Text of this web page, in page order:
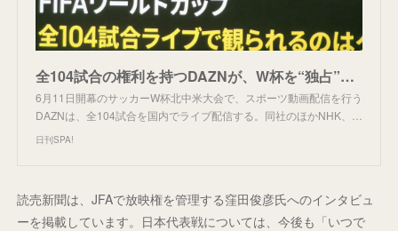
全104試合の権利を持つDAZNが、W杯を“独占”しなかったワケ。WBCの「Netflix独占」で起きた不満の教訓 | 日刊SPA!
6月11日開幕のサッカーW杯北中米大会で、スポーツ動画配信を行う
DAZNは、全104試合を国内でライブ配信する。同社のほかNHK、…
日刊SPA!
読売新聞は、JFAで放映権を管理する窪田俊彦氏へのインタビュ
ーを掲載しています。日本代表戦については、今後も「いつで